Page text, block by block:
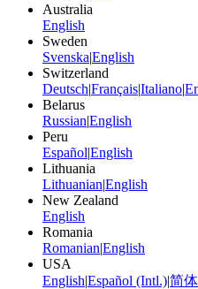
Australia
English
Sweden
Svenska|English
Switzerland
Deutsch|Français|Italiano|
Belarus
Russian|English
Peru
Español|English
Lithuania
Lithuanian|English
New Zealand
English
Romania
Romanian|English
USA
English|Español (Intl.)|简